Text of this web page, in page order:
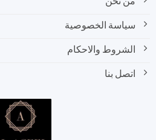
سياسة الخصوصية
الشروط والاحكام
اتصل بنا